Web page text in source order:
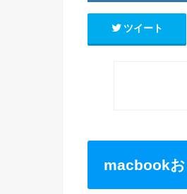
ツイート
macbookお